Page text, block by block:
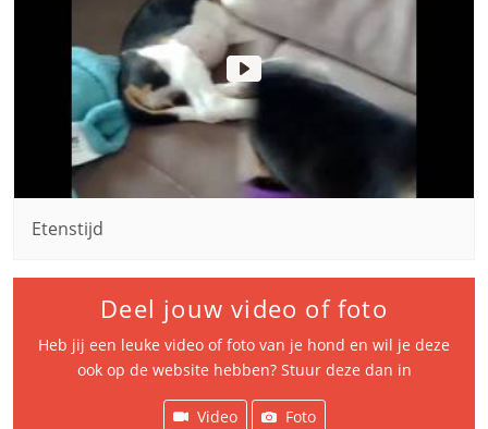
Etenstijd
Deel jouw video of foto
Heb jij een leuke video of foto van je hond en wil je deze
ook op de website hebben? Stuur deze dan in
Video Foto